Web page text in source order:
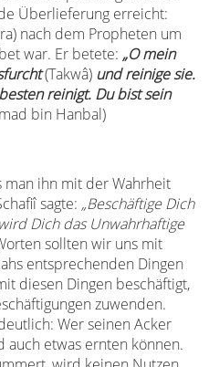
Überlieferung erreicht:
nach dem Propheten um
war. Er betete: „O mein
(Takwâ) und reinige sie.
reinigt. Du bist sein
bin Hanbal)
man ihn mit der Wahrheit
sagte: „Beschäftige Dich
Dich das Unwahrhaftige
sollten wir uns mit
entsprechenden Dingen
diesen Dingen beschäftigt,
zuwenden.
Wer seinen Acker
auch etwas ernten können.